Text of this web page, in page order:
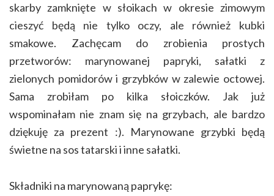
skarby zamknięte w słoikach w okresie zimowym
cieszyć będą nie tylko oczy, ale również kubki
smakowe. Zachęcam do zrobienia prostych
przetworów: marynowanej papryki, sałatki z
zielonych pomidorów i grzybków w zalewie octowej.
Sama zrobiłam po kilka słoiczków. Jak już
wspominałam nie znam się na grzybach, ale bardzo
dziękuję za prezent :). Marynowane grzybki będą
świetne na sos tatarski i inne sałatki.
Składniki na marynowaną paprykę: